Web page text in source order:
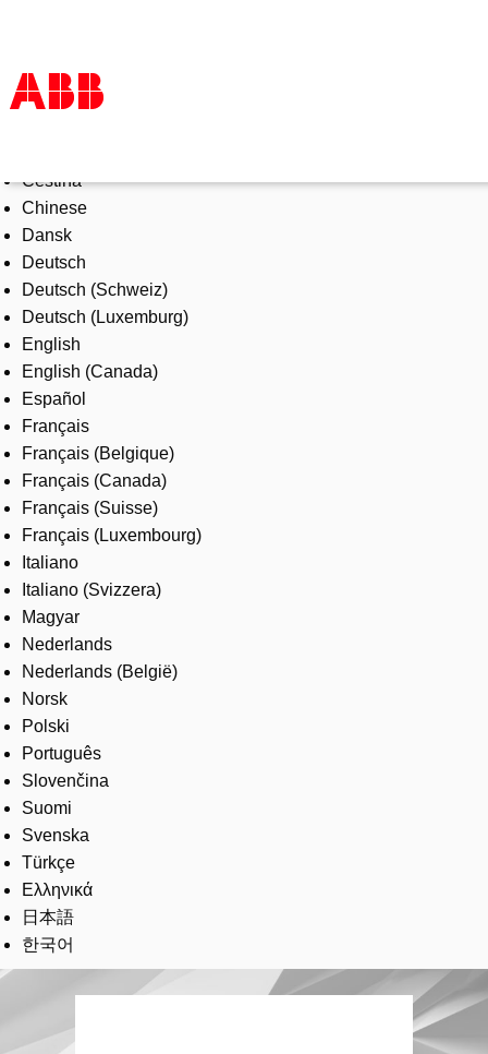
Products & Solutions
Industries
Services
About us
Where to buy
Contact us
Careers
Čeština
Chinese
Dansk
Deutsch
Deutsch (Schweiz)
Deutsch (Luxemburg)
English
English (Canada)
Español
Français
Français (Belgique)
Français (Canada)
Français (Suisse)
Français (Luxembourg)
Italiano
Italiano (Svizzera)
Magyar
Nederlands
Nederlands (België)
Norsk
Polski
Português
Slovenčina
Suomi
Svenska
Türkçe
Ελληνικά
日本語
한국어